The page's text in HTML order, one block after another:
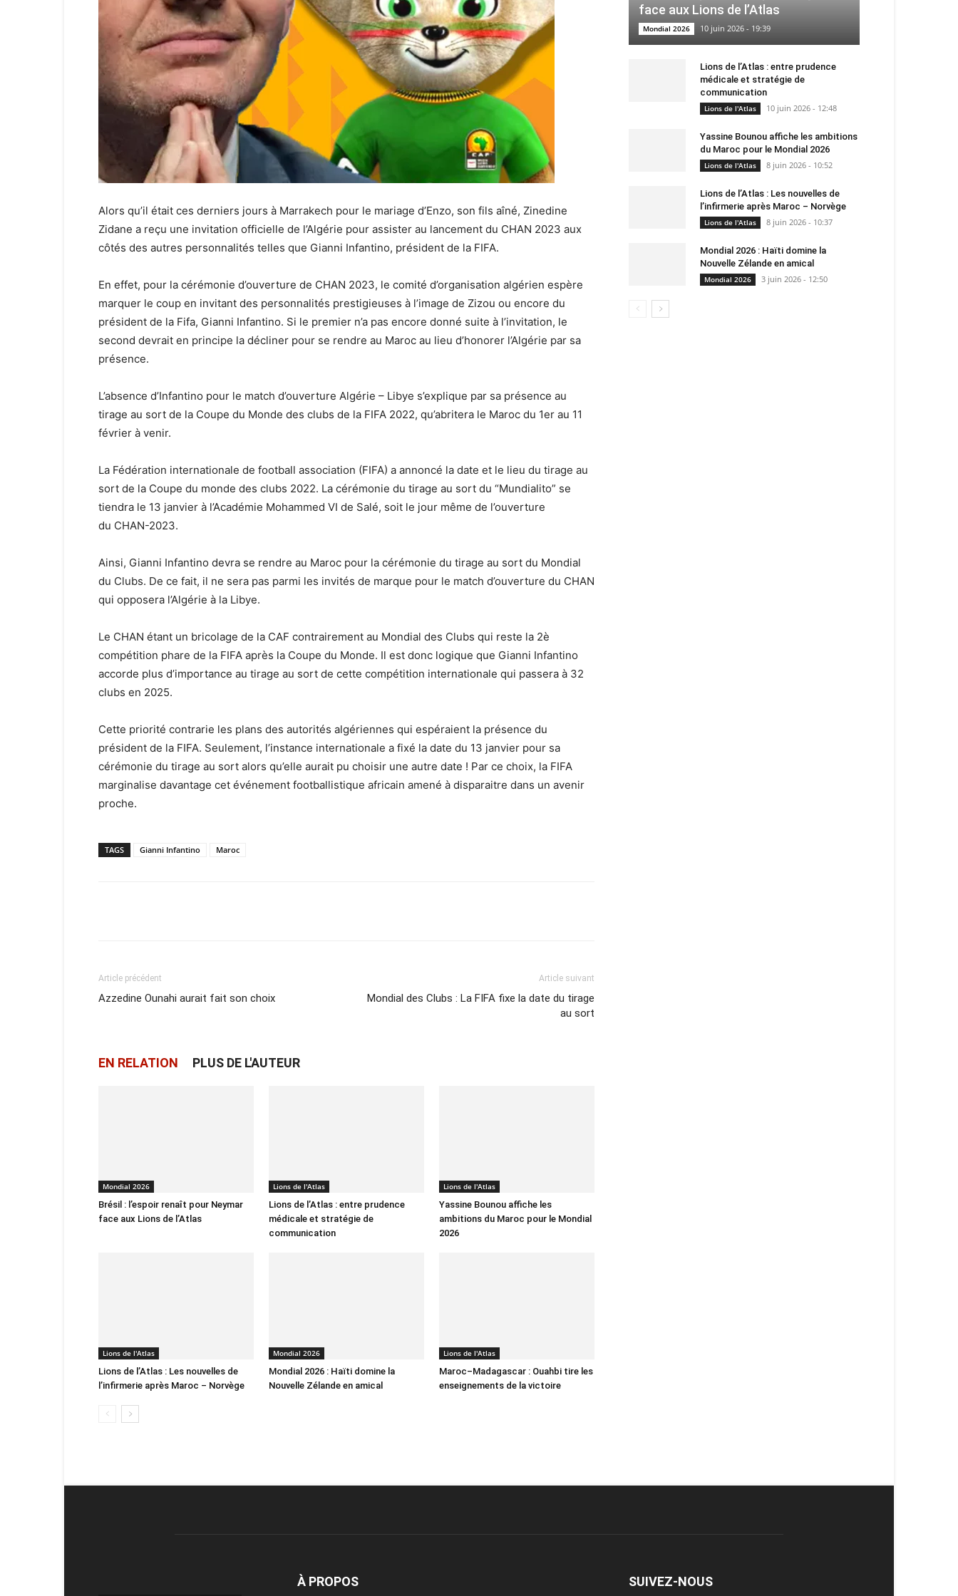
Alors qu’il était ces derniers jours à Marrakech pour le mariage d’Enzo, son fils aîné, Zinedine
Zidane a reçu une invitation officielle de l’Algérie pour assister au lancement du CHAN 2023 aux
côtés des autres personnalités telles que Gianni Infantino, président de la FIFA.
En effet, pour la cérémonie d’ouverture de CHAN 2023, le comité d’organisation algérien espère
marquer le coup en invitant des personnalités prestigieuses à l’image de Zizou ou encore du
président de la Fifa, Gianni Infantino. Si le premier n’a pas encore donné suite à l’invitation, le
second devrait en principe la décliner pour se rendre au Maroc au lieu d’honorer l’Algérie par sa
présence.
L’absence d’Infantino pour le match d’ouverture Algérie – Libye s’explique par sa présence au
tirage au sort de la Coupe du Monde des clubs de la FIFA 2022, qu’abritera le Maroc du 1er au 11
février à venir.
La Fédération internationale de football association (FIFA) a annoncé la date et le lieu du tirage au
sort de la Coupe du monde des clubs 2022. La cérémonie du tirage au sort du “Mundialito” se
tiendra le 13 janvier à l’Académie Mohammed VI de Salé, soit le jour même de l’ouverture
du CHAN-2023.
Ainsi, Gianni Infantino devra se rendre au Maroc pour la cérémonie du tirage au sort du Mondial
du Clubs. De ce fait, il ne sera pas parmi les invités de marque pour le match d’ouverture du CHAN
qui opposera l’Algérie à la Libye.
Le CHAN étant un bricolage de la CAF contrairement au Mondial des Clubs qui reste la 2è
compétition phare de la FIFA après la Coupe du Monde. Il est donc logique que Gianni Infantino
accorde plus d’importance au tirage au sort de cette compétition internationale qui passera à 32
clubs en 2025.
Cette priorité contrarie les plans des autorités algériennes qui espéraient la présence du
président de la FIFA. Seulement, l’instance internationale a fixé la date du 13 janvier pour sa
cérémonie du tirage au sort alors qu’elle aurait pu choisir une autre date ! Par ce choix, la FIFA
marginalise davantage cet événement footballistique africain amené à disparaitre dans un avenir
proche.
TAGS Gianni Infantino Maroc
Article précédent
Azzedine Ounahi aurait fait son choix
Article suivant
Mondial des Clubs : La FIFA fixe la date du tirage
au sort
EN RELATION PLUS DE L'AUTEUR
Mondial 2026
Brésil : l’espoir renaît pour Neymar
face aux Lions de l’Atlas
Lions de l'Atlas
Lions de l’Atlas : entre prudence
médicale et stratégie de
communication
Lions de l'Atlas
Yassine Bounou affiche les
ambitions du Maroc pour le Mondial
2026
Lions de l'Atlas
Lions de l’Atlas : Les nouvelles de
l’infirmerie après Maroc – Norvège
Mondial 2026
Mondial 2026 : Haïti domine la
Nouvelle Zélande en amical
Lions de l'Atlas
Maroc–Madagascar : Ouahbi tire les
enseignements de la victoire
face aux Lions de l’Atlas
Mondial 2026 10 juin 2026 - 19:39
Lions de l’Atlas : entre prudence
médicale et stratégie de
communication
Lions de l'Atlas 10 juin 2026 - 12:48
Yassine Bounou affiche les ambitions
du Maroc pour le Mondial 2026
Lions de l'Atlas 8 juin 2026 - 10:52
Lions de l’Atlas : Les nouvelles de
l’infirmerie après Maroc – Norvège
Lions de l'Atlas 8 juin 2026 - 10:37
Mondial 2026 : Haïti domine la
Nouvelle Zélande en amical
Mondial 2026 3 juin 2026 - 12:50
À PROPOS SUIVEZ-NOUS